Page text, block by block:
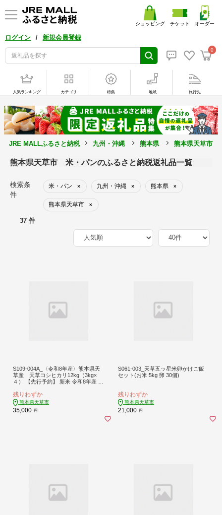
ログイン / 新規会員登録
0
ショッピング チケット オーダー
人気ランキング カテゴリ 特集 地域 旅行先
JRE MALLふるさと納税 九州・沖縄 熊本県 熊本県天草市
熊本県天草市 米・パンのふるさと納税返礼品一覧
検索条
件
米・パン × 九州・沖縄 × 熊本県 ×
熊本県天草市 ×
37 件
S109-004A_〈令和8年産〉熊本県天
草産 天草コシヒカリ12kg（3kg×
４） 【先行予約】 新米 令和8年産 コ
料米 国産 米 お米 白米 甘み 香り ツ
ヤ 粘り バランス 美味しい ごはん お
にぎり 弁当 おむすび 土作り こだわ
り 小分け 冷蔵庫 保管可能 お取り寄
残りわずか
熊本県天草市
35,000 円
S061-003_天草五ッ星米卵かけご飯
セット(お米 5kg 卵 30個)
残りわずか
熊本県天草市
21,000 円